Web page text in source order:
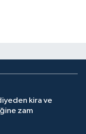
kira ve
zam